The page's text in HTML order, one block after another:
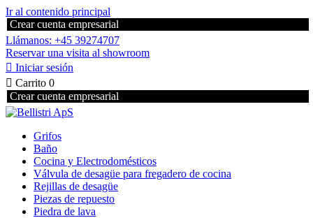
Ir al contenido principal
Crear cuenta empresarial
Llámanos: +45 39274707
Reservar una visita al showroom
 Iniciar sesión
 Carrito 0
Crear cuenta empresarial
Grifos
Baño
Cocina y Electrodomésticos
Válvula de desagüe para fregadero de cocina
Rejillas de desagüe
Piezas de repuesto
Piedra de lava